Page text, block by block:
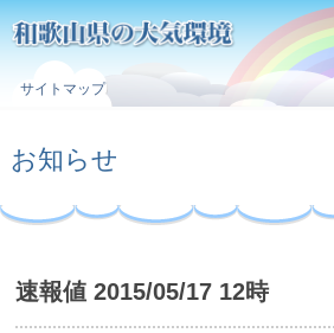
サイトマップ
お知らせ
速報値 2015/05/17 12時